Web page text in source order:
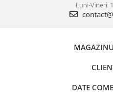
Luni-Vineri:
DATE